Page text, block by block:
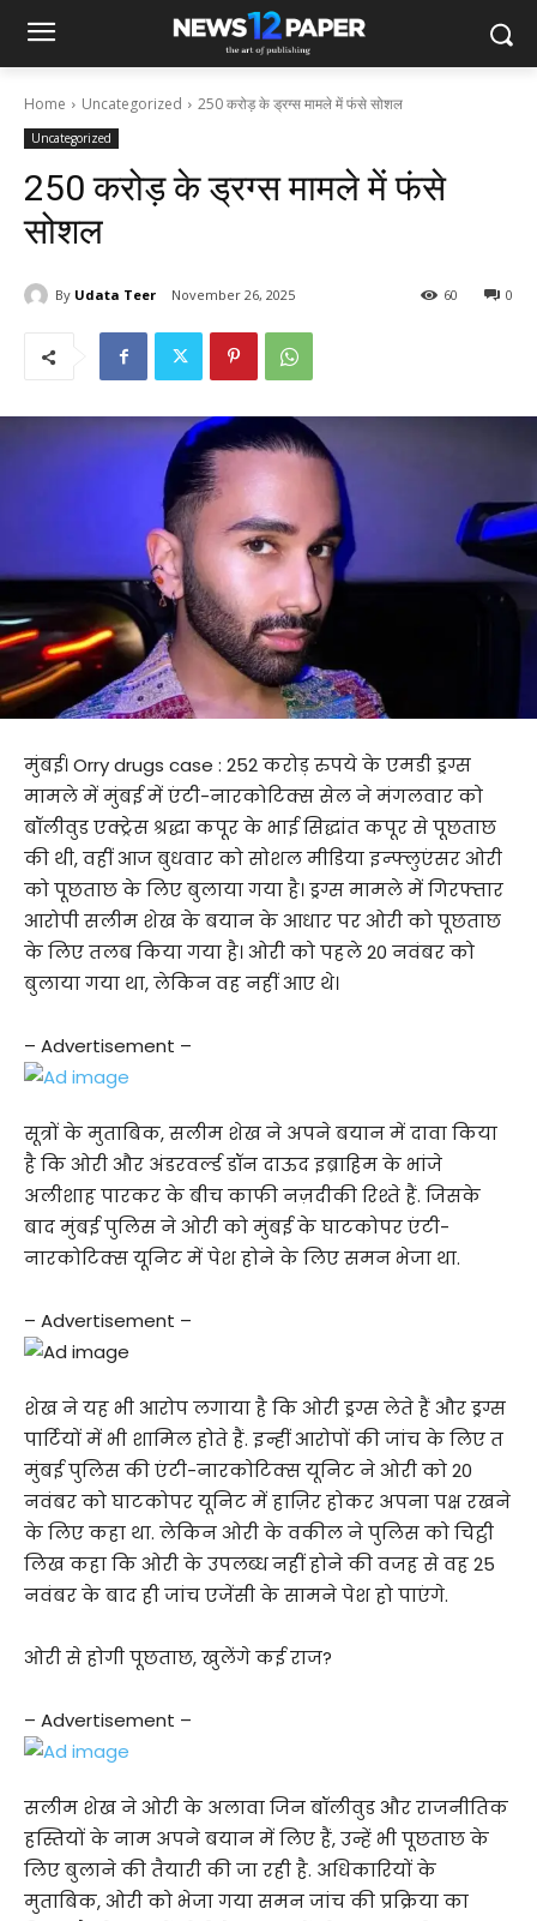
Home Uncategorized 250 करोड़ के ड्रग्स मामले में फंसे सोशल
Uncategorized
250 करोड़ के ड्रग्स मामले में फंसे
सोशल
By Udata Teer November 26, 2025 0
60
मुंबई। Orry drugs case : 252 करोड़ रुपये के एमडी ड्रग्स
मामले में मुंबई में एंटी-नारकोटिक्स सेल ने मंगलवार को
बॉलीवुड एक्ट्रेस श्रद्धा कपूर के भाई सिद्धांत कपूर से पूछताछ
की थी, वहीं आज बुधवार को सोशल मीडिया इन्फ्लुएंसर ओरी
को पूछताछ के लिए बुलाया गया है। ड्रग्स मामले में गिरफ्तार
आरोपी सलीम शेख के बयान के आधार पर ओरी को पूछताछ
के लिए तलब किया गया है। ओरी को पहले 20 नवंबर को
बुलाया गया था, लेकिन वह नहीं आए थे।
– Advertisement –
सूत्रों के मुताबिक, सलीम शेख ने अपने बयान में दावा किया
है कि ओरी और अंडरवर्ल्ड डॉन दाऊद इब्राहिम के भांजे
अलीशाह पारकर के बीच काफी नज़दीकी रिश्ते हैं. जिसके
बाद मुंबई पुलिस ने ओरी को मुंबई के घाटकोपर एंटी-
नारकोटिक्स यूनिट में पेश होने के लिए समन भेजा था.
– Advertisement –
शेख ने यह भी आरोप लगाया है कि ओरी ड्रग्स लेते हैं और ड्रग्स
पार्टियों में भी शामिल होते हैं. इन्हीं आरोपों की जांच के लिए त
मुंबई पुलिस की एंटी-नारकोटिक्स यूनिट ने ओरी को 20
नवंबर को घाटकोपर यूनिट में हाज़िर होकर अपना पक्ष रखने
के लिए कहा था. लेकिन ओरी के वकील ने पुलिस को चिट्ठी
लिख कहा कि ओरी के उपलब्ध नहीं होने की वजह से वह 25
नवंबर के बाद ही जांच एजेंसी के सामने पेश हो पाएंगे.
ओरी से होगी पूछताछ, खुलेंगे कई राज?
– Advertisement –
सलीम शेख ने ओरी के अलावा जिन बॉलीवुड और राजनीतिक
हस्तियों के नाम अपने बयान में लिए हैं, उन्हें भी पूछताछ के
लिए बुलाने की तैयारी की जा रही है. अधिकारियों के
मुताबिक, ओरी को भेजा गया समन जांच की प्रक्रिया का